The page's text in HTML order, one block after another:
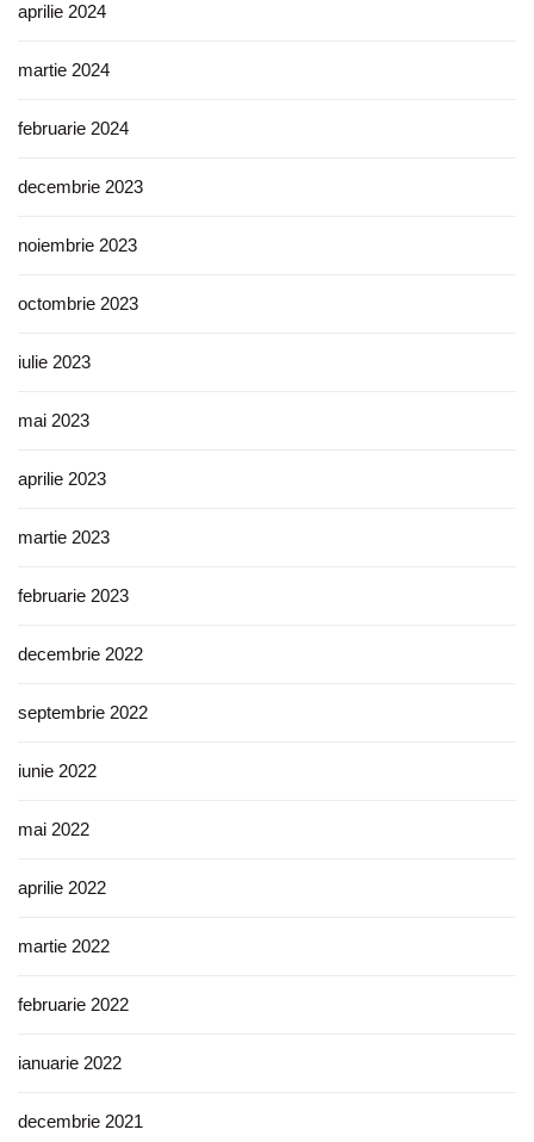
aprilie 2024
martie 2024
februarie 2024
decembrie 2023
noiembrie 2023
octombrie 2023
iulie 2023
mai 2023
aprilie 2023
martie 2023
februarie 2023
decembrie 2022
septembrie 2022
iunie 2022
mai 2022
aprilie 2022
martie 2022
februarie 2022
ianuarie 2022
decembrie 2021